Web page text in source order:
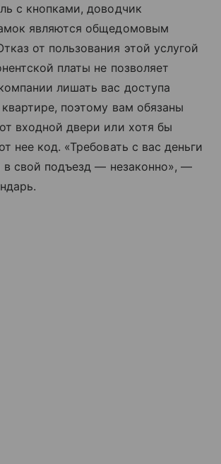
с кнопками, доводчик
являются общедомовым
от пользования этой услугой
платы не позволяет
лишать вас доступа
поэтому вам обязаны
входной двери или хотя бы
нее код. «Требовать с вас деньги
в свой подъезд — незаконно», —